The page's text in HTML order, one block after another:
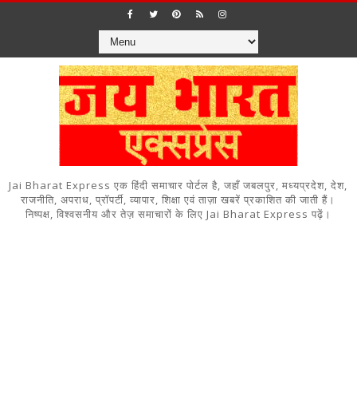
Jai Bharat Express एक हिंदी समाचार पोर्टल है, जहाँ जबलपुर, मध्यप्रदेश, देश,
राजनीति, अपराध, प्रॉपर्टी, व्यापार, शिक्षा एवं ताज़ा खबरें प्रकाशित की जाती हैं।
निष्पक्ष, विश्वसनीय और तेज़ समाचारों के लिए Jai Bharat Express पढ़ें।